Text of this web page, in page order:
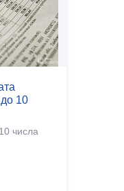
10
числа